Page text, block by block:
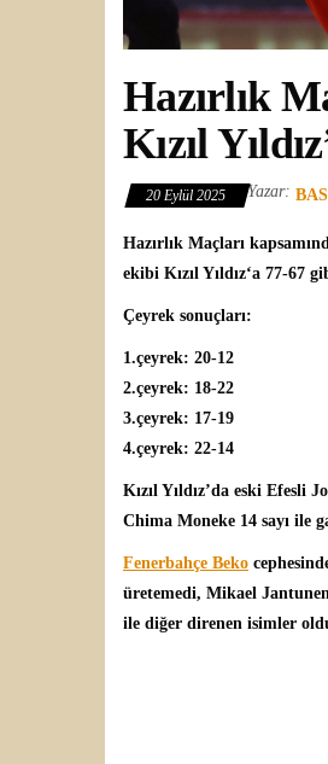
Hazırlık
Kızıl
20 Eylül 2025 Yazar:
Hazırlık Maçları
ekibi Kızıl Yıldız‘a 77-67
Çeyrek sonuçları:
1.çeyrek: 20-12
2.çeyrek: 18-22
3.çeyrek: 17-19
4.çeyrek: 22-14
Kızıl Yıldız’da eski Efesli
Chima Moneke 14 sayı ile
Fenerbahçe Beko
üretemedi, Mikael
ile diğer direnen isimler